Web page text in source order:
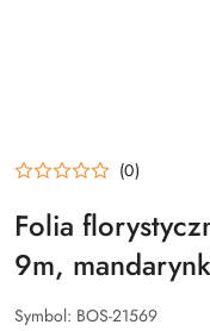
(0)
Folia
9m,
Symbol: BOS-21569